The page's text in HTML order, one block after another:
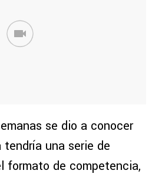
se dio a conocer
una serie de
formato de competencia,